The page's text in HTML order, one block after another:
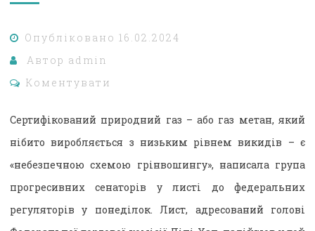
Опубліковано 16.02.2024
Автор admin
Коментувати
Сертифікований природний газ – або газ метан, який
нібито виробляється з низьким рівнем викидів – є
«небезпечною схемою грінвошингу», написала група
прогресивних сенаторів у листі до федеральних
регуляторів у понеділок. Лист, адресований голові